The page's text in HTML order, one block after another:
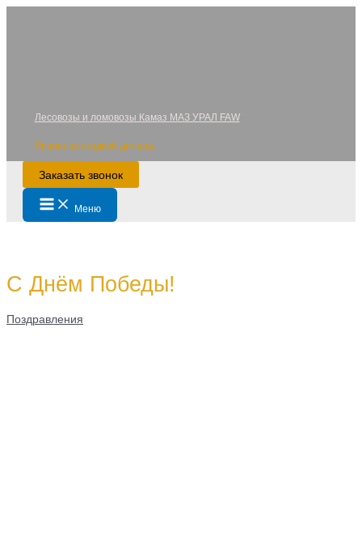
Лесовозы и ломовозы Камаз МАЗ УРАЛ FAW
Лизинг со скидкой дилера
Заказать звонок
Main
Menu Меню
С Днём Победы!
Поздравления